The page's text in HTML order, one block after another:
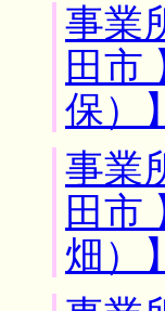
事業
田市
保）】
事業
田市
畑）】